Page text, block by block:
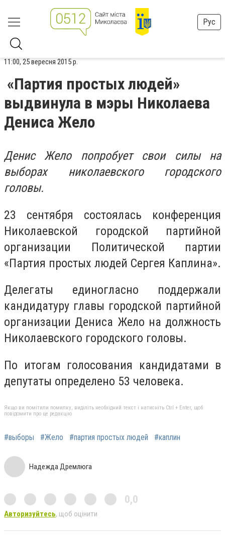
Рус
11:00, 25 вересня 2015 р.
«Партия простых людей»
выдвинула в мэры Николаева
Дениса Жело
Денис Жело попробует свои силы на
выборах николаевского городского
головы.
23 сентября состоялась конференция
Николаевской городской партийной
организации Политической партии
«Партия простых людей Сергея Каплина».
Делегаты единогласно поддержали
кандидатуру главы городской партийной
организации Дениса Жело на должность
Николаевского городского головы.
По итогам голосования кандидатами в
депутаты определено 53 человека.
Якщо ви помітили помилку, виділіть необхідний текст і натисніть Ctrl + Enter, щоб
повідомити про це редакцію
#выборы #Жело #партия простых людей #каплин
Надежда Дремлюга
0,0
Авторизуйтесь, щоб оцінити